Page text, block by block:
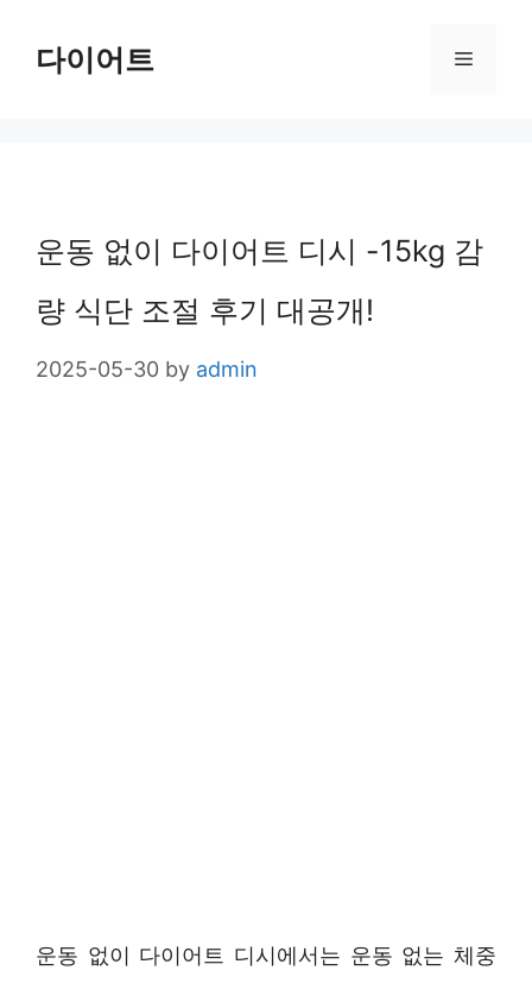
다이어트 Menu
운동 없이 다이어트 디시 -15kg 감
량 식단 조절 후기 대공개!
2025-05-30 by admin
운동 없이 다이어트 디시에서는 운동 없는 체중